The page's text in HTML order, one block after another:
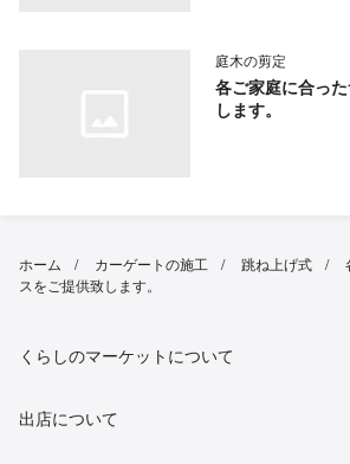
庭木の剪定
各ご家庭に合っ
します。
ホーム カーゲートの施工 跳ね上げ式
スをご提供致します。
くらしのマーケットについて
出店について